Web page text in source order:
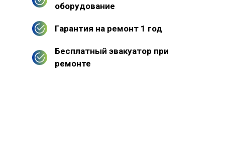
оборудование
Гарантия на ремонт 1 год
Бесплатный эвакуатор при
ремонте